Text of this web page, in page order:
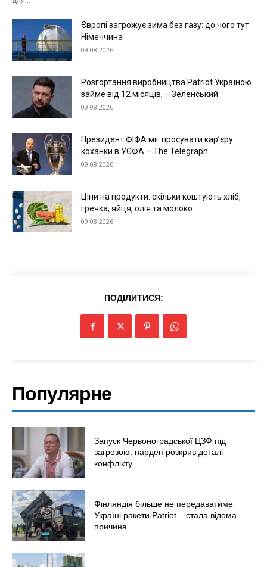
Меню
Київ
Економіка
Політика
Технології
Війна
Європі загрожує зима без газу: до чого тут
Німеччина
09.08.2026
Розгортання виробництва Patriot Україною
займе від 12 місяців, – Зеленський
09.08.2026
Президент ФІФА міг просувати кар’єру
коханки в УЄФА – The Telegraph
09.08.2026
Ціни на продукти: скільки коштують хліб,
гречка, яйця, олія та молоко...
09.08.2026
ПОДІЛИТИСЯ:
Популярне
Запуск Червоноградської ЦЗФ під
загрозою: нардеп розкрив деталі
конфлікту
Фінляндія більше не передаватиме
Україні ракети Patriot – стала відома
причина